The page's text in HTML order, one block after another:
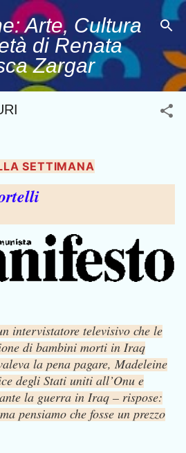
contenuti principali
Arte, Cultura
di Renata
Zargar
SETTIMANA
intervistatore televisivo che le
di bambini morti in Iraq
la pena pagare, Madeleine
degli Stati uniti all’Onu e
la guerra in Iraq – rispose:
pensiamo che fosse un prezzo